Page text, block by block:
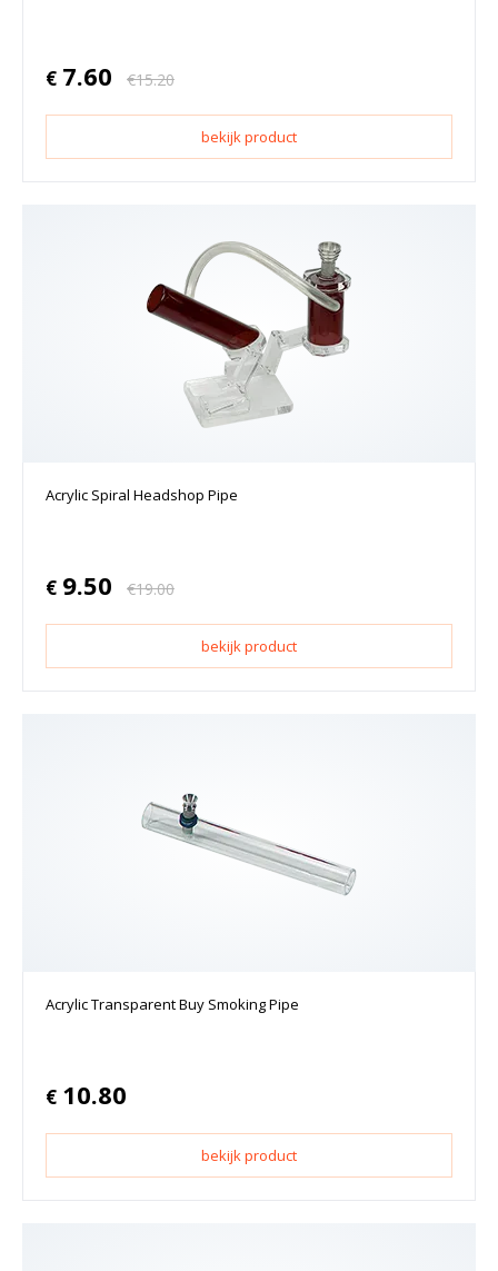
€ 7.60 €15.20
bekijk product
Acrylic Spiral Headshop Pipe
€ 9.50 €19.00
bekijk product
Acrylic Transparent Buy Smoking Pipe
€ 10.80
bekijk product